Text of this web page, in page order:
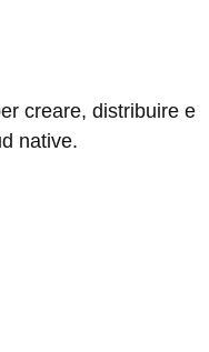
creare, distribuire e
native.